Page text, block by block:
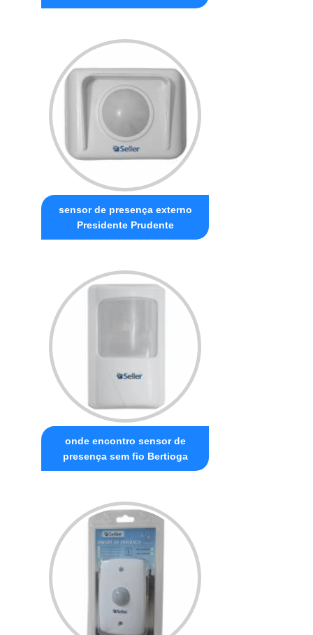
sensor de presença externo
Presidente Prudente
onde encontro sensor de
presença sem fio Bertioga